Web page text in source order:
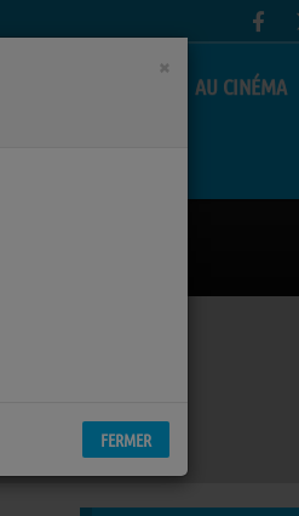
AU CINÉMA
×
FERMER